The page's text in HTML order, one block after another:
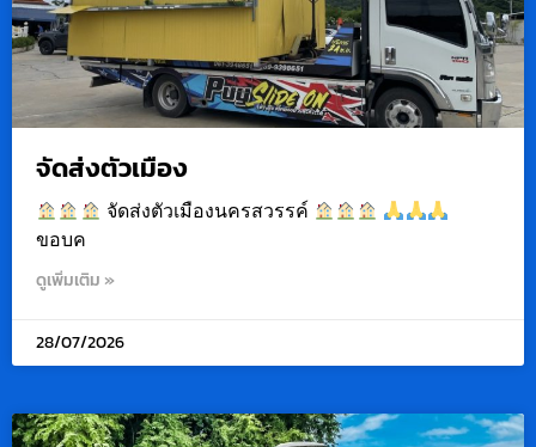
จัดส่งตัวเมือง
จัดส่งตัวเมืองนครสวรรค์
ขอบค
ดูเพิ่มเติม »
28/07/2026